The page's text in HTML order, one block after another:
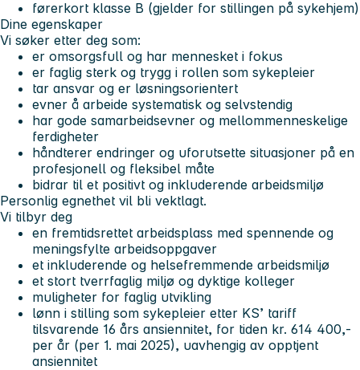
førerkort klasse B (gjelder for stillingen på sykehjem)
Dine egenskaper
Vi søker etter deg som:
er omsorgsfull og har mennesket i fokus
er faglig sterk og trygg i rollen som sykepleier
tar ansvar og er løsningsorientert
evner å arbeide systematisk og selvstendig
har gode samarbeidsevner og mellommenneskelige
ferdigheter
håndterer endringer og uforutsette situasjoner på en
profesjonell og fleksibel måte
bidrar til et positivt og inkluderende arbeidsmiljø
Personlig egnethet vil bli vektlagt.
Vi tilbyr deg
en fremtidsrettet arbeidsplass med spennende og
meningsfylte arbeidsoppgaver
et inkluderende og helsefremmende arbeidsmiljø
et stort tverrfaglig miljø og dyktige kolleger
muligheter for faglig utvikling
lønn i stilling som sykepleier etter KS’ tariff
tilsvarende 16 års ansiennitet, for tiden kr. 614 400,-
per år (per 1. mai 2025), uavhengig av opptjent
ansiennitet